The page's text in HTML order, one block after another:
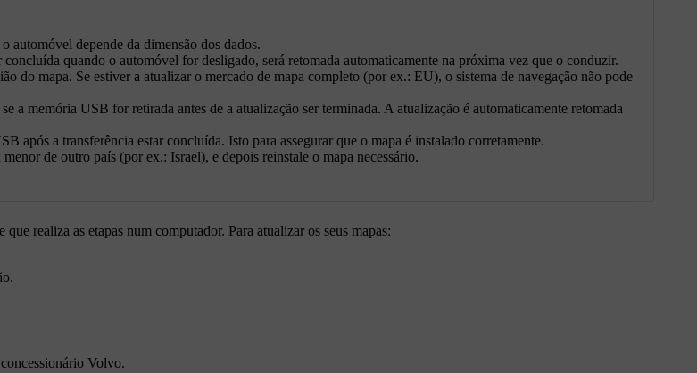
automóvel depende da dimensão dos dados.
quando o automóvel for desligado, será retomada automaticamente na próxima vez que o conduzir.
do mapa. Se estiver a atualizar o mercado de mapa completo (por ex.: EU), o sistema de navegação não pode
a memória USB for retirada antes de a atualização ser terminada. A atualização é automaticamente retomada
após a transferência estar concluída. Isto para assegurar que o mapa é instalado corretamente.
de outro país (por ex.: Israel), e depois reinstale o mapa necessário.
realiza as etapas num computador. Para atualizar os seus mapas:
.
Volvo.